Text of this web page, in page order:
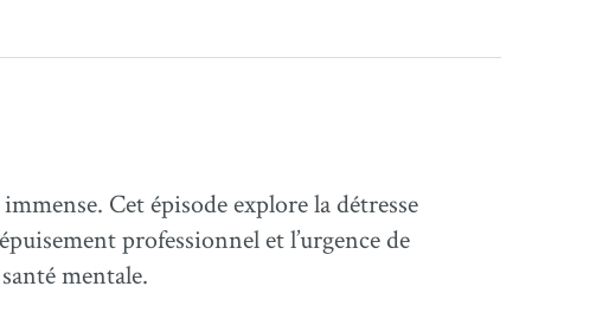
Cet épisode explore la détresse
professionnel et l’urgence de
mentale.